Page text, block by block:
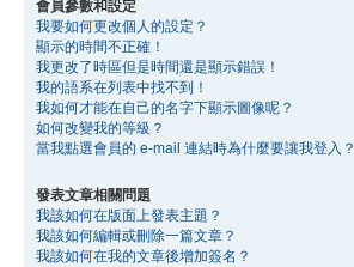
會員參數和設定
我要如何更改個人的設定？
顯示的時間不正確！
我更改了時區但是時間還是顯示錯誤！
我的語系在列表中找不到！
我如何才能在自己的名字下顯示圖像呢？
如何改變我的等級？
當我點選會員的 e-mail 連結時為什麼要讓我登入？
發表文章相關問題
我該如何在版面上發表主題？
我該如何編輯或刪除一篇文章？
我該如何在我的文章後增加簽名？